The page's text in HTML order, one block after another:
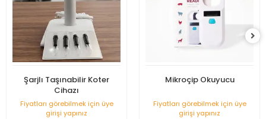
Şarjlı Taşınabilir Koter
Cihazı
Fiyatları görebilmek için üye
girişi yapınız
Mikroçip Okuyucu
Fiyatları görebilmek için üye
girişi yapınız